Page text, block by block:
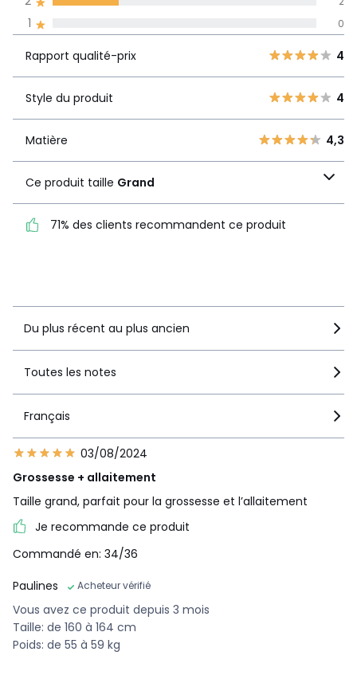
1
3
4
4
4,3
71% des clients
1 0
Rapport qualité-prix 4
Style du produit 4
Matière 4,3
Ce produit taille Grand
71% des clients recommandent ce produit
Du plus récent au plus ancien
Toutes les notes
Français
03/08/2024
Grossesse + allaitement
Taille grand, parfait pour la grossesse et l’allaitement
Je recommande ce produit
Commandé en: 34/36
Paulines
Acheteur vérifié
Vous avez ce produit depuis 3 mois
Taille: de 160 à 164 cm
Poids: de 55 à 59 kg